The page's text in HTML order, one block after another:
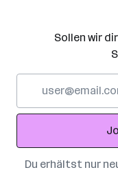
Sollen wir
Adresse
Du erhältst nur